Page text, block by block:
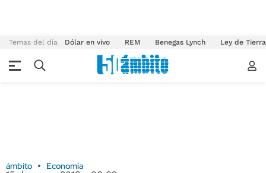
Temas del día Dólar en vivo REM Benegas Lynch Ley de
ámbito Economía